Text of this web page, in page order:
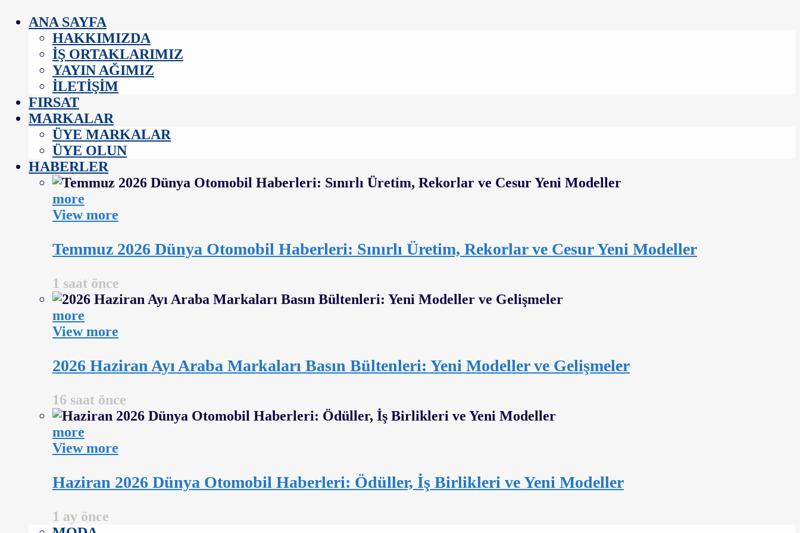
ANA SAYFA
HAKKIMIZDA
İŞ ORTAKLARIMIZ
YAYIN AĞIMIZ
İLETIŞIM
FIRSAT
MARKALAR
ÜYE MARKALAR
ÜYE OLUN
HABERLER
more
View more
Temmuz 2026 Dünya Otomobil Haberleri: Sınırlı Üretim, Rekorlar ve Cesur Yeni Modeller
1 saat önce
more
View more
2026 Haziran Ayı Araba Markaları Basın Bültenleri: Yeni Modeller ve Gelişmeler
16 saat önce
more
View more
Haziran 2026 Dünya Otomobil Haberleri: Ödüller, İş Birlikleri ve Yeni Modeller
1 ay önce